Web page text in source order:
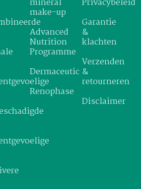
make-up
Advanced
Nutrition
Programme
Dermaceutic
Renophase
Garantie
&
klachten
Verzenden
&
retourneren
Disclaimer